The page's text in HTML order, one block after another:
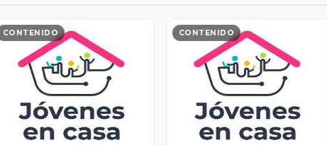
CONTENIDO CONTENIDO